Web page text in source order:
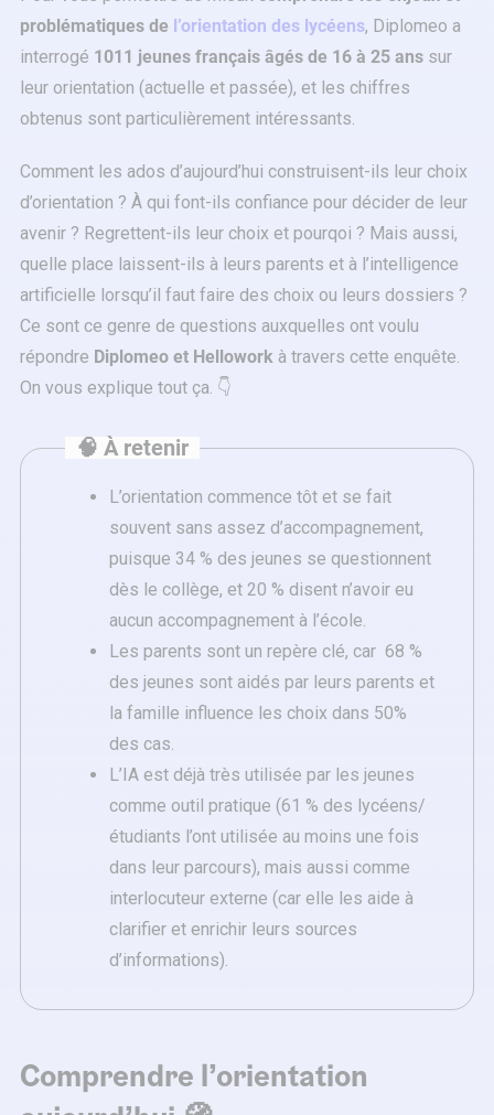
problématiques de l’orientation des lycéens, Diplomeo a
interrogé 1011 jeunes français âgés de 16 à 25 ans sur
leur orientation (actuelle et passée), et les chiffres
obtenus sont particulièrement intéressants.
Comment les ados d’aujourd’hui construisent-ils leur choix
d’orientation ? À qui font-ils confiance pour décider de leur
avenir ? Regrettent-ils leur choix et pourqoi ? Mais aussi,
quelle place laissent-ils à leurs parents et à l’intelligence
artificielle lorsqu’il faut faire des choix ou leurs dossiers ?
Ce sont ce genre de questions auxquelles ont voulu
répondre Diplomeo et Hellowork à travers cette enquête.
On vous explique tout ça. 👇
🧠 À retenir
L’orientation commence tôt et se fait
souvent sans assez d’accompagnement,
puisque 34 % des jeunes se questionnent
dès le collège, et 20 % disent n’avoir eu
aucun accompagnement à l’école.
Les parents sont un repère clé, car 68 %
des jeunes sont aidés par leurs parents et
la famille influence les choix dans 50%
des cas.
L’IA est déjà très utilisée par les jeunes
comme outil pratique (61 % des lycéens/
étudiants l’ont utilisée au moins une fois
dans leur parcours), mais aussi comme
interlocuteur externe (car elle les aide à
clarifier et enrichir leurs sources
d’informations).
Comprendre l’orientation